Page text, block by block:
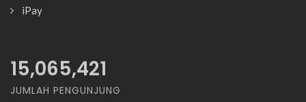
iPay
15,065,421
JUMLAH PENGUNJUNG